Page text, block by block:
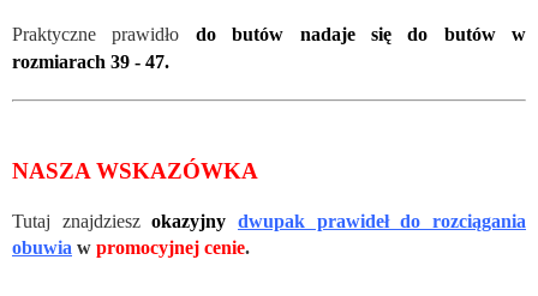
Praktyczne prawidło do butów nadaje się do butów w
rozmiarach 39 - 47.
NASZA WSKAZÓWKA
Tutaj znajdzieszokazyjnydwupak prawideł do rozciągania
obuwia w promocyjnej cenie.